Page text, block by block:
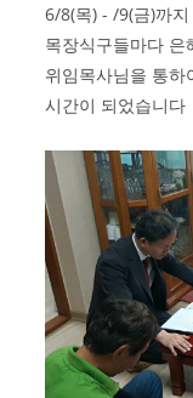
6/8(목) - /9(금)까
목장식구들마다
위임목사님을 통
시간이 되었습니다